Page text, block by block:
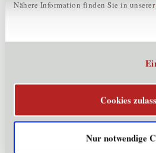
Nähere Information finden Sie in unserer
Cookies
Nur notwendige
Innovationsbooster
Workshop 2 - Organisatorisch:
Herausforderungen: KI in
Andreas Eckhardt,UIBK
TOWA Digital